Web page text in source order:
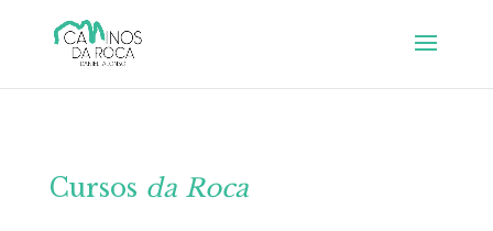
Cursos da Roca